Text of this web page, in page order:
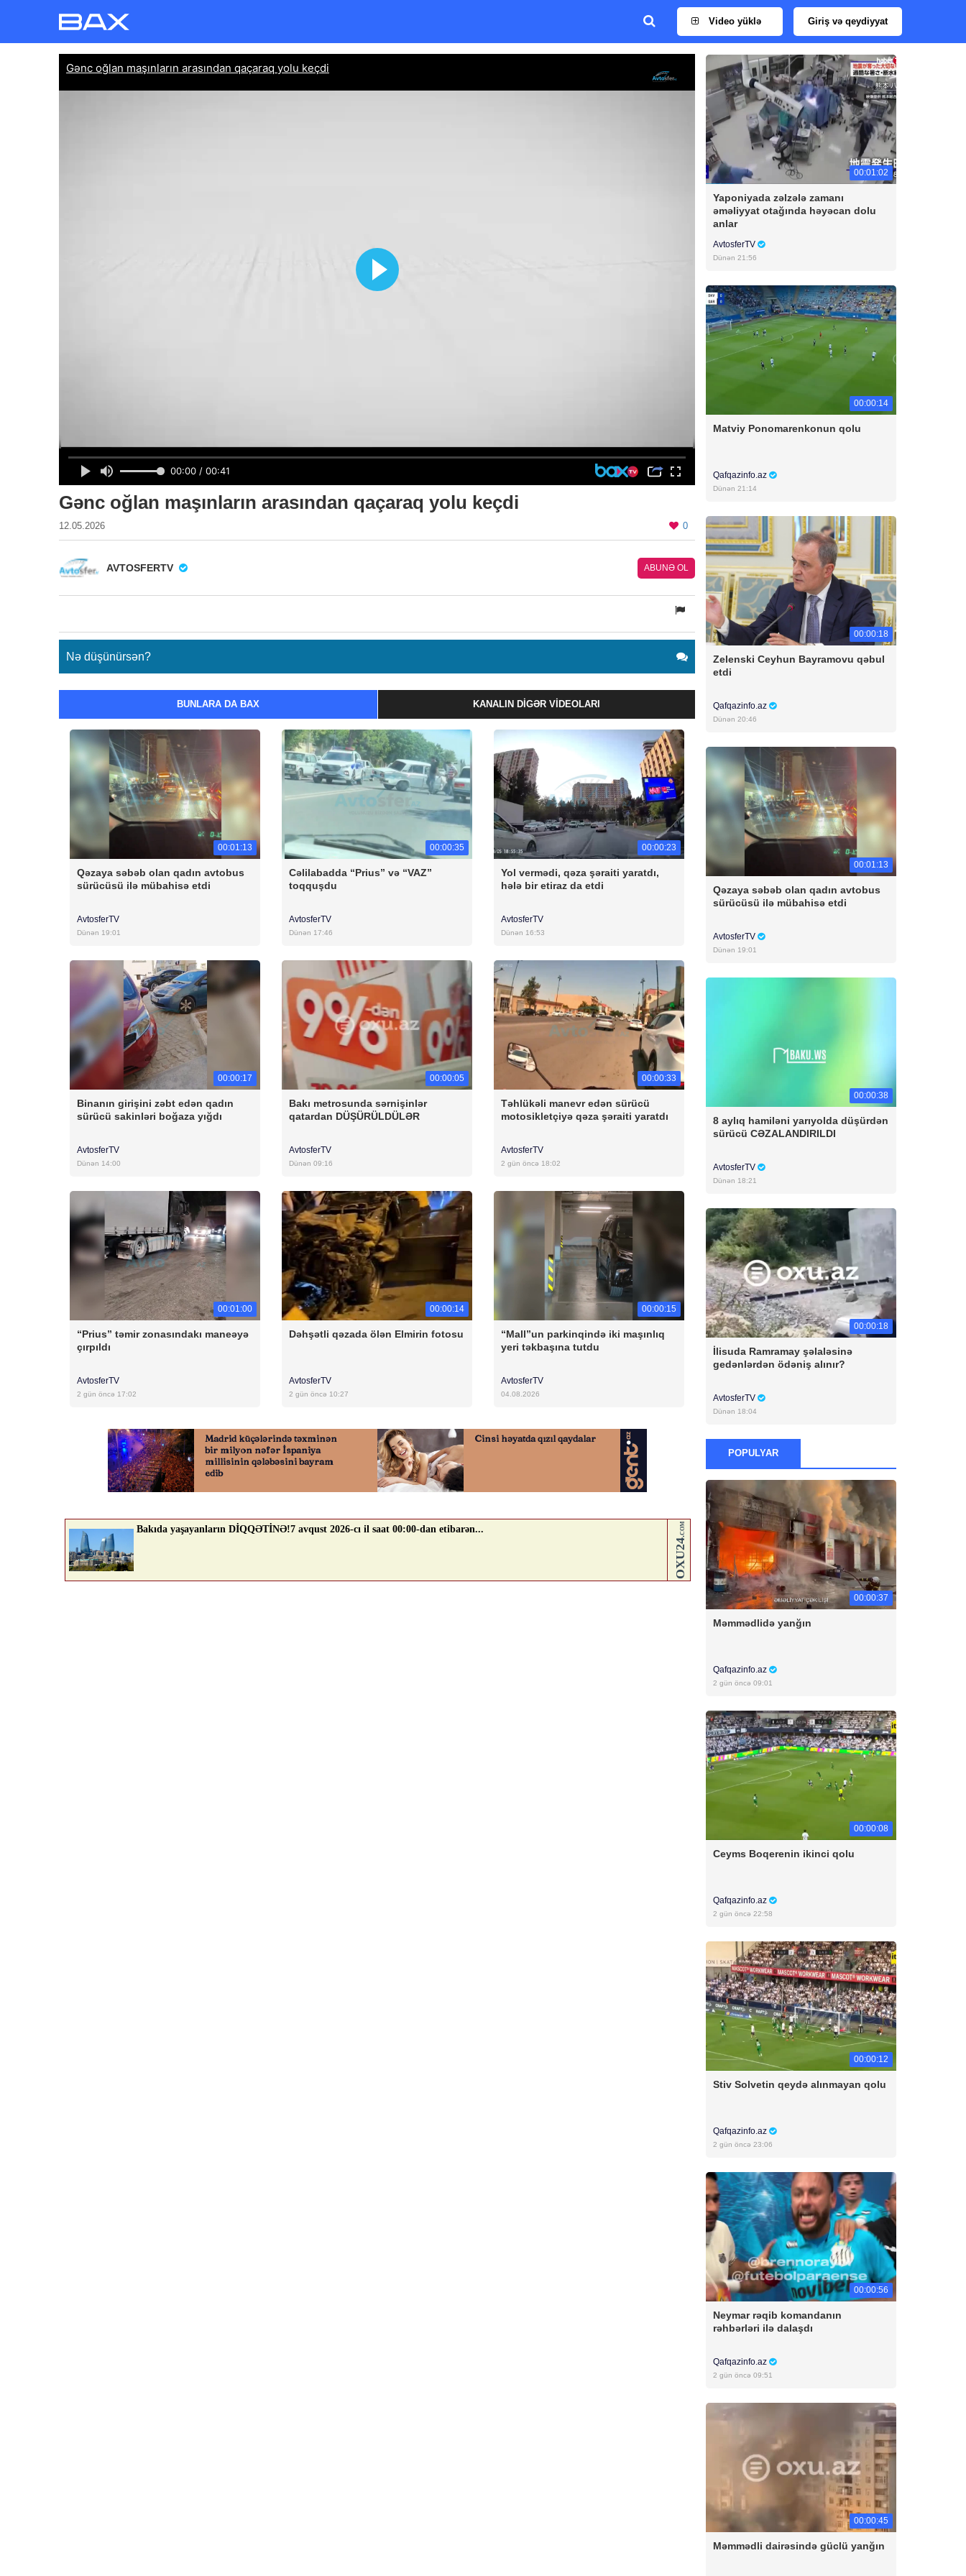
Video yüklə Giriş və qeydiyyat
Gənc oğlan maşınların arasından qaçaraq yolu keçdi
12.05.2026 0
AVTOSFERTV ABUNƏ OL
Nə düşünürsən?
BUNLARA DA BAX KANALIN DIGƏR VIDEOLARI
00:01:13
Qəzaya səbəb olan qadın avtobus
sürücüsü ilə mübahisə etdi
AvtosferTV
Dünən 19:01
00:00:35
Cəlilabadda “Prius” və “VAZ”
toqquşdu
AvtosferTV
Dünən 17:46
00:00:23
Yol vermədi, qəza şəraiti yaratdı,
hələ bir etiraz da etdi
AvtosferTV
Dünən 16:53
00:00:17
Binanın girişini zəbt edən qadın
sürücü sakinləri boğaza yığdı
AvtosferTV
Dünən 14:00
00:00:05
Bakı metrosunda sərnişinlər
qatardan DÜŞÜRÜLDÜLƏR
AvtosferTV
Dünən 09:16
00:00:33
Təhlükəli manevr edən sürücü
motosikletçiyə qəza şəraiti yaratdı
AvtosferTV
2 gün öncə 18:02
00:01:00
“Prius” təmir zonasındakı maneəyə
çırpıldı
AvtosferTV
2 gün öncə 17:02
00:00:14
Dəhşətli qəzada ölən Elmirin fotosu
AvtosferTV
2 gün öncə 10:27
00:00:15
“Mall”un parkinqində iki maşınlıq
yeri təkbaşına tutdu
AvtosferTV
04.08.2026
00:01:02
Yaponiyada zəlzələ zamanı
əməliyyat otağında həyəcan dolu
anlar
AvtosferTV
Dünən 21:56
00:00:14
Matviy Ponomarenkonun qolu
Qafqazinfo.az
Dünən 21:14
00:00:18
Zelenski Ceyhun Bayramovu qəbul
etdi
Qafqazinfo.az
Dünən 20:46
00:01:13
Qəzaya səbəb olan qadın avtobus
sürücüsü ilə mübahisə etdi
AvtosferTV
Dünən 19:01
00:00:38
8 aylıq hamiləni yarıyolda düşürdən
sürücü CƏZALANDIRILDI
AvtosferTV
Dünən 18:21
00:00:18
İlisuda Ramramay şəlaləsinə
gedənlərdən ödəniş alınır?
AvtosferTV
Dünən 18:04
POPULYAR
00:00:37
Məmmədlidə yanğın
Qafqazinfo.az
2 gün öncə 09:01
00:00:08
Ceyms Boqerenin ikinci qolu
Qafqazinfo.az
2 gün öncə 22:58
00:00:12
Stiv Solvetin qeydə alınmayan qolu
Qafqazinfo.az
2 gün öncə 23:06
00:00:56
Neymar rəqib komandanın
rəhbərləri ilə dalaşdı
Qafqazinfo.az
2 gün öncə 09:51
00:00:45
Məmmədli dairəsində güclü yanğın